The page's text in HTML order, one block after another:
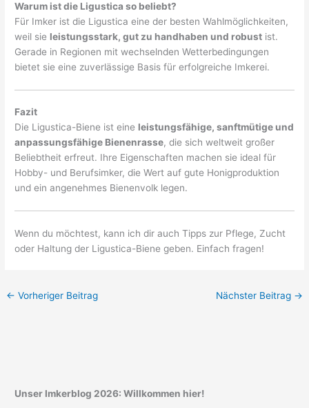
Warum ist die Ligustica so beliebt?
Für Imker ist die Ligustica eine der besten Wahlmöglichkeiten,
weil sie leistungsstark, gut zu handhaben und robust ist.
Gerade in Regionen mit wechselnden Wetterbedingungen
bietet sie eine zuverlässige Basis für erfolgreiche Imkerei.
Fazit
Die Ligustica-Biene ist eine leistungsfähige, sanftmütige und
anpassungsfähige Bienenrasse, die sich weltweit großer
Beliebtheit erfreut. Ihre Eigenschaften machen sie ideal für
Hobby- und Berufsimker, die Wert auf gute Honigproduktion
und ein angenehmes Bienenvolk legen.
Wenn du möchtest, kann ich dir auch Tipps zur Pflege, Zucht
oder Haltung der Ligustica-Biene geben. Einfach fragen!
← Vorheriger Beitrag Nächster Beitrag →
Unser Imkerblog 2026: Willkommen hier!